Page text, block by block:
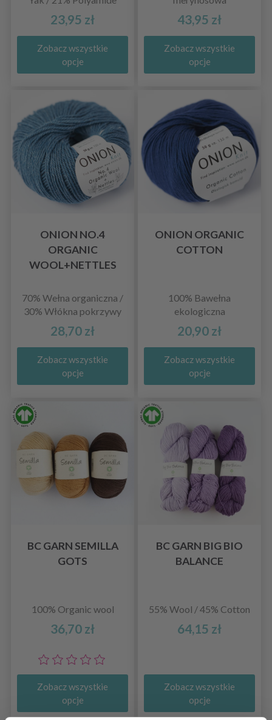
23,95 zł
Zobacz wszystkie
opcje
43,95 zł
Zobacz wszystkie
opcje
ONION NO.4
ORGANIC
WOOL+NETTLES
70% Wełna organiczna /
30% Włókna pokrzywy
28,70 zł
Zobacz wszystkie
opcje
ONION ORGANIC
COTTON
100% Bawełna
ekologiczna
20,90 zł
Zobacz wszystkie
opcje
BC GARN SEMILLA
GOTS
100% Organic wool
36,70 zł
Zobacz wszystkie
opcje
BC GARN BIG BIO
BALANCE
55% Wool / 45% Cotton
64,15 zł
Zobacz wszystkie
opcje